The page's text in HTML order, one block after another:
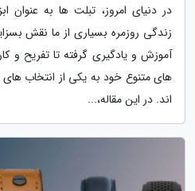
در دنیای امروز، تبلت ها به عنوان
زندگی روزمره بسیاری از ما نقش
آموزش و یادگیری گرفته تا تفریح و
های متنوع خود به یکی از انتخاب
اند. در این مقاله،...